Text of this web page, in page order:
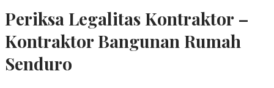
Periksa Legalitas Kontraktor –
Kontraktor Bangunan Rumah
Senduro